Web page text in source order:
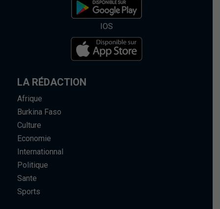
IOS
LA RÉDACTION
Afrique
Burkina Faso
Culture
Economie
Internationnal
Politique
Sante
Sports